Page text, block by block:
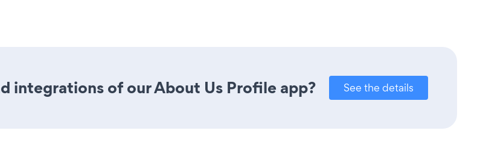
integrations of our About Us Profile app? See the details